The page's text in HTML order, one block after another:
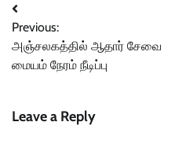
Post
navigation
Previous:
அஞ்சலகத்தில் ஆதார் சேவை
மையம் நேரம் நீடிப்பு
Leave a Reply